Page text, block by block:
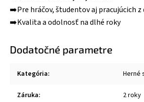
➡️Pre hráčov, študentov aj pracujúcich z
➡️Kvalita a odolnosť na dlhé roky
Dodatočné parametre
Kategória: Herné
Záruka: 2 roky